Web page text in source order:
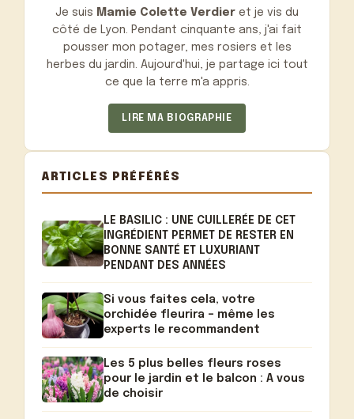
Je suis Mamie Colette Verdier et je vis du
côté de Lyon. Pendant cinquante ans, j'ai fait
pousser mon potager, mes rosiers et les
herbes du jardin. Aujourd'hui, je partage ici tout
ce que la terre m'a appris.
LIRE MA BIOGRAPHIE
ARTICLES PRÉFÉRÉS
LE BASILIC : UNE CUILLERÉE DE CET
INGRÉDIENT PERMET DE RESTER EN
BONNE SANTÉ ET LUXURIANT
PENDANT DES ANNÉES
Si vous faites cela, votre
orchidée fleurira – même les
experts le recommandent
Les 5 plus belles fleurs roses
pour le jardin et le balcon : A vous
de choisir